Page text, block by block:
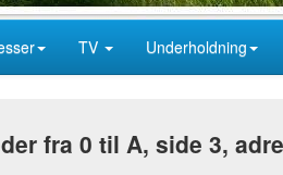
TV Underholdning
fra 0 til A, side 3,